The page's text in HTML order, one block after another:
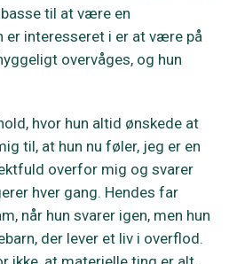
til at være en
interesseret i er at være på
overvåges, og hun
hvor hun altid ønskede at
til, at hun nu føler, jeg er en
overfor mig og svarer
hver gang. Hendes far
når hun svarer igen, men hun
der lever et liv i overflod.